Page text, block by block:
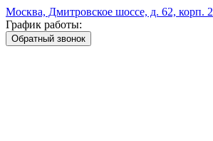
Москва, Дмитровское шоссе, д. 62, корп. 2
График работы:
Обратный звонок